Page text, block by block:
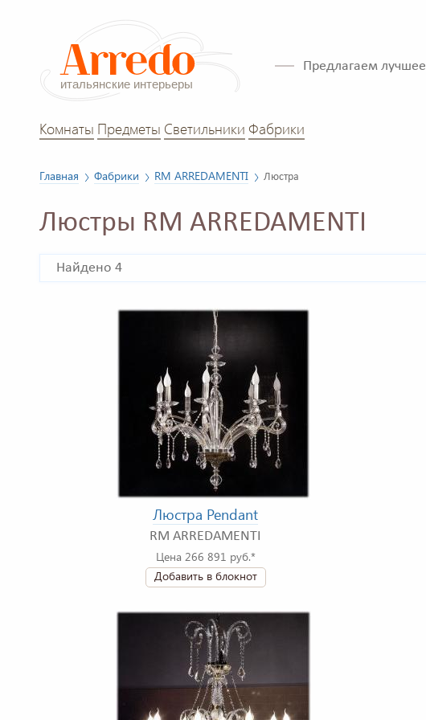
Предлагаем лучшее
Комнаты Предметы Светильники Фабрики
Главная Фабрики RM ARREDAMENTI Люстра
Люстры RM ARREDAMENTI
Найдено 4
Люстра Pendant
RM ARREDAMENTI
Цена 266 891 руб.*
Добавить в блокнот